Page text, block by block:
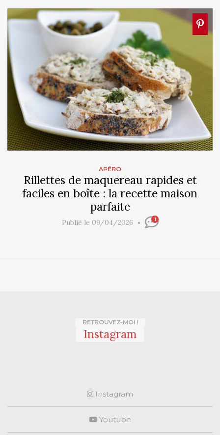
APÉRO
Rillettes de maquereau rapides et
faciles en boîte : la recette maison
parfaite
Publié le 09/04/2026 1
RETROUVEZ-MOI !
Instagram
Instagram
Youtube